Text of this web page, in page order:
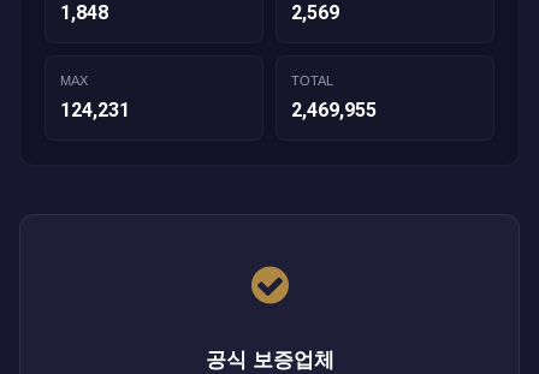
1,848 2,569
MAX
124,231
TOTAL
2,469,955
공식 보증업체